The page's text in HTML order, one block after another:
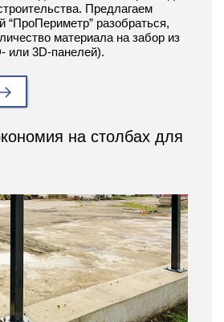
Предлагаем
“ПроПериметр” разобраться,
материала на забор из
или 3D-панелей).
на столбах для